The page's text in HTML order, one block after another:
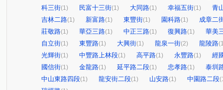
科三街(1) 民富十三街(1) 大同路(1) 幸福五街(1)
青
吉林二路(1) 新富路(1) 東豐街(1) 園科路(1)
成章二
莊敬路(1) 華亞三路(1) 中正三路(1) 復興路(1)
華美
自立街(1) 東豐路(1) 大興街(1) 龍泉一街(2) 龍陵路
光輝街(1) 中豐路上林段(1) 高平路(1) 永豐路(1)
經
國信街(1) 金龍路(1) 延平路二段(1) 忠孝路(1)
泰圳
中山東路四段(1) 龍安街二段(1) 山安路(1) 中園路二段